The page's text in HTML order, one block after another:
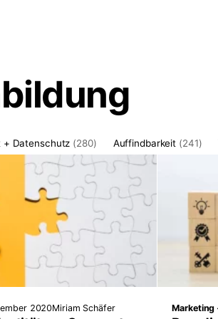
+ Datenschutz (280) Auffindbarkeit (241)
2020Miriam Schäfer Marketing